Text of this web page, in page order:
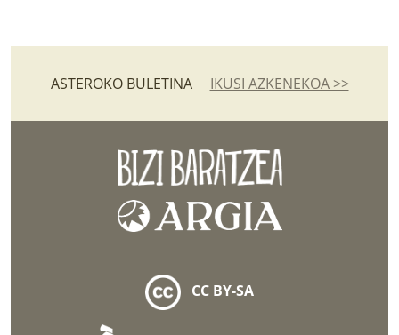
ASTEROKO BULETINA IKUSI AZKENEKOA >>
CC BY-SA